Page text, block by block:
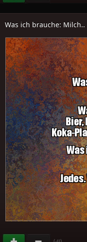
Was ich brauche: Milch..
(-41)